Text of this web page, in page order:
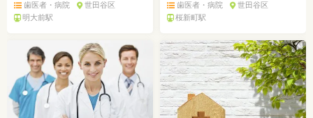
歯医者・病院
世田谷区
明大前駅
歯医者・病院
世田谷区
桜新町駅